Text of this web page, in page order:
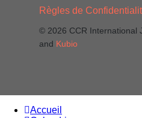
Règles de
© 2026 CCR International
and Kubio
Accueil